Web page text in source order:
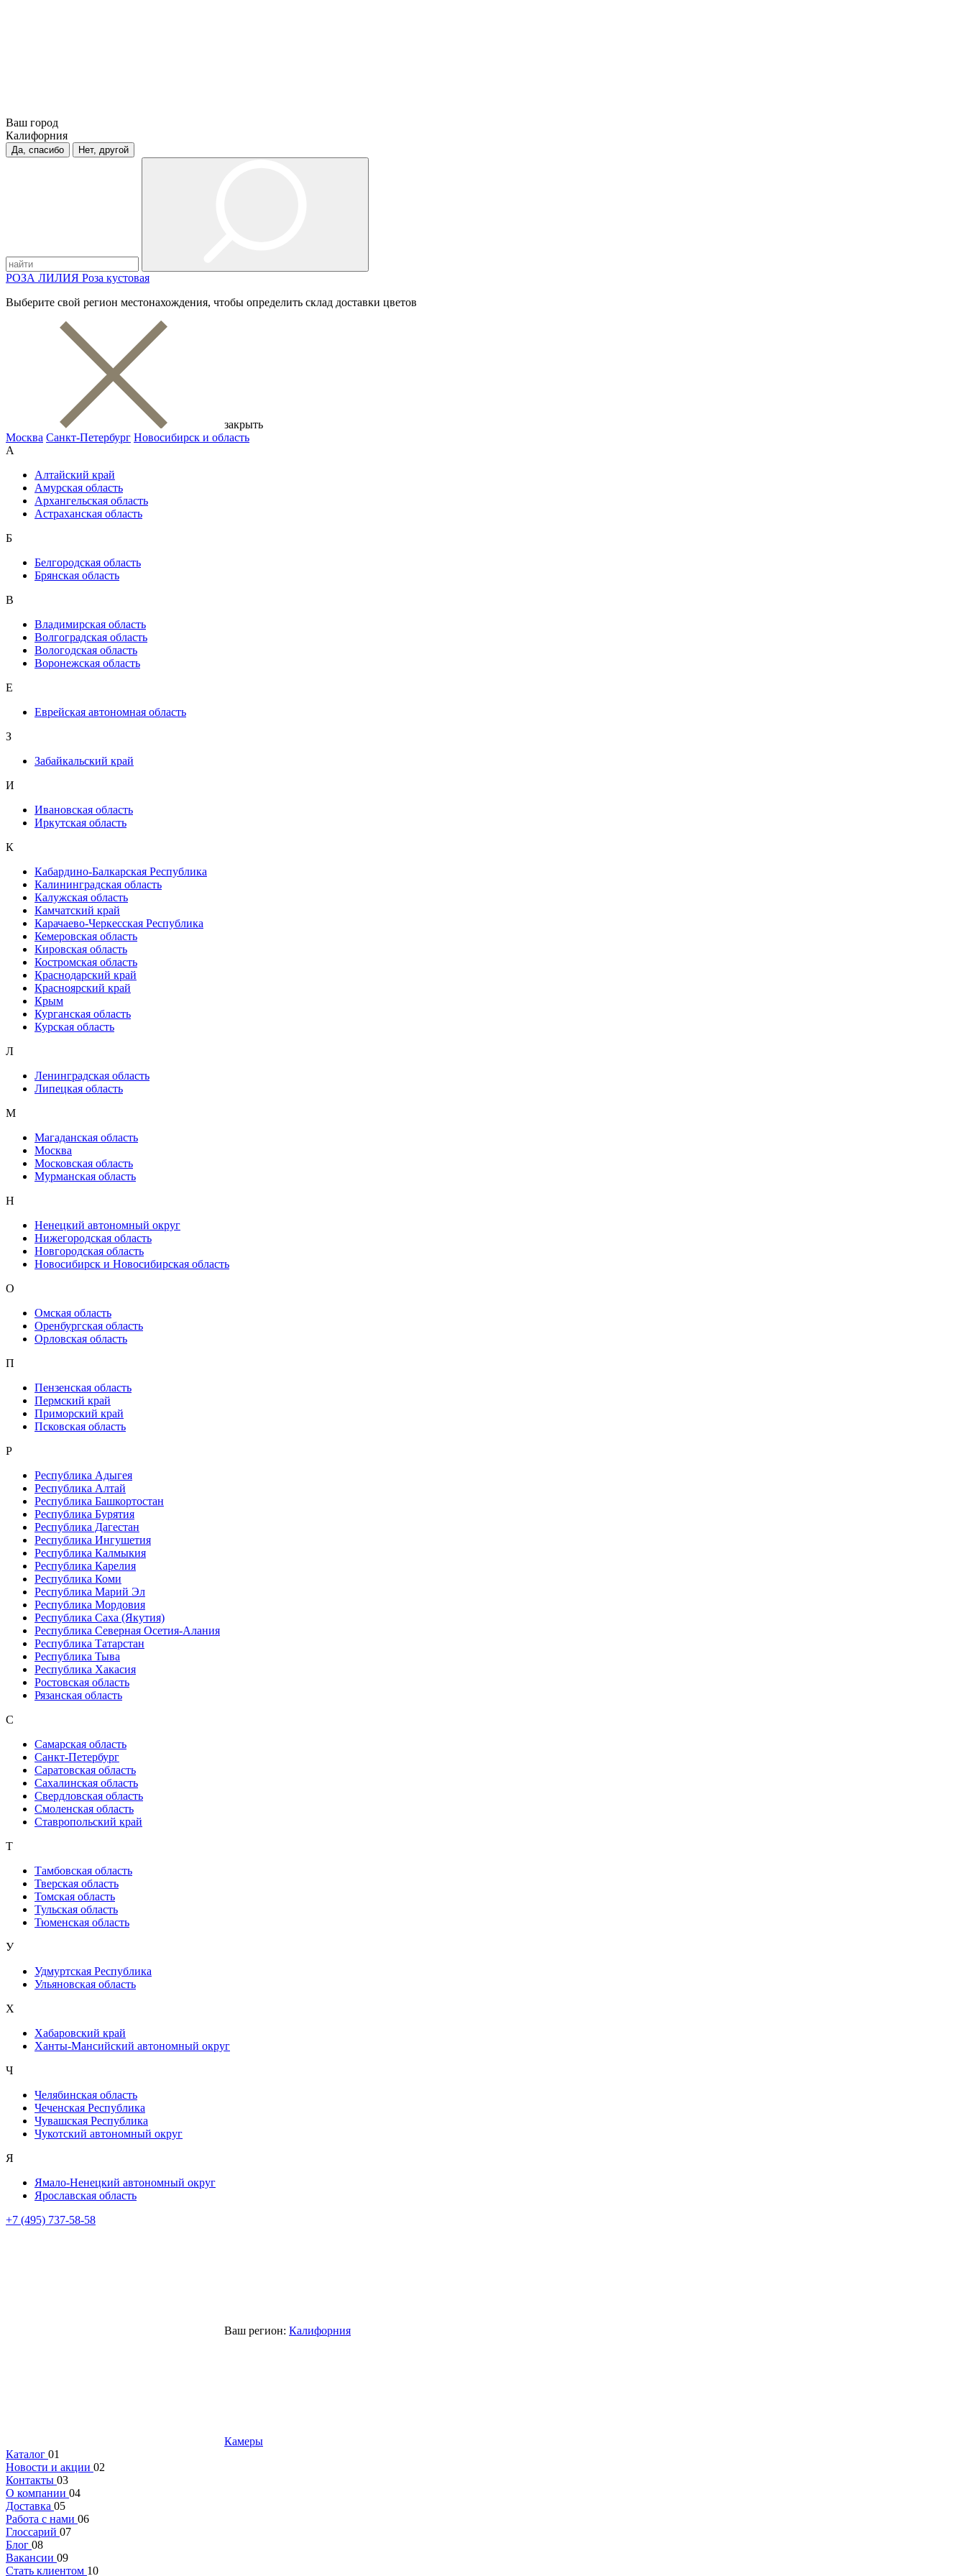
Ваш город
Калифорния
Да, спасибо Нет, другой
РОЗА ЛИЛИЯ Роза кустовая
Выберите свой регион местонахождения, чтобы определить склад доставки цветов
закрыть
Москва Санкт-Петербург Новосибирск и область
А
Алтайский край
Амурская область
Архангельская область
Астраханская область
Б
Белгородская область
Брянская область
В
Владимирская область
Волгоградская область
Вологодская область
Воронежская область
Е
Еврейская автономная область
З
Забайкальский край
И
Ивановская область
Иркутская область
К
Кабардино-Балкарская Республика
Калининградская область
Калужская область
Камчатский край
Карачаево-Черкесская Республика
Кемеровская область
Кировская область
Костромская область
Краснодарский край
Красноярский край
Крым
Курганская область
Курская область
Л
Ленинградская область
Липецкая область
М
Магаданская область
Москва
Московская область
Мурманская область
Н
Ненецкий автономный округ
Нижегородская область
Новгородская область
Новосибирск и Новосибирская область
О
Омская область
Оренбургская область
Орловская область
П
Пензенская область
Пермский край
Приморский край
Псковская область
Р
Республика Адыгея
Республика Алтай
Республика Башкортостан
Республика Бурятия
Республика Дагестан
Республика Ингушетия
Республика Калмыкия
Республика Карелия
Республика Коми
Республика Марий Эл
Республика Мордовия
Республика Саха (Якутия)
Республика Северная Осетия-Алания
Республика Татарстан
Республика Тыва
Республика Хакасия
Ростовская область
Рязанская область
С
Самарская область
Санкт-Петербург
Саратовская область
Сахалинская область
Свердловская область
Смоленская область
Ставропольский край
Т
Тамбовская область
Тверская область
Томская область
Тульская область
Тюменская область
У
Удмуртская Республика
Ульяновская область
Х
Хабаровский край
Ханты-Мансийский автономный округ
Ч
Челябинская область
Чеченская Республика
Чувашская Республика
Чукотский автономный округ
Я
Ямало-Ненецкий автономный округ
Ярославская область
+7 (495) 737-58-58
Ваш регион: Калифорния
Камеры
Каталог 01
Новости и акции 02
Контакты 03
О компании 04
Доставка 05
Работа с нами 06
Глоссарий 07
Блог 08
Вакансии 09
Стать клиентом 10